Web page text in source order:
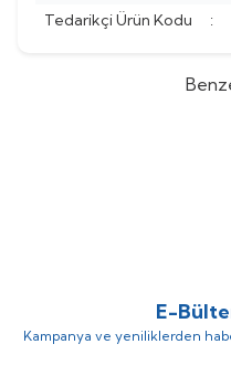
Tedarikçi Ürün Kodu
:
E-
Kampanya ve yeniliklerden